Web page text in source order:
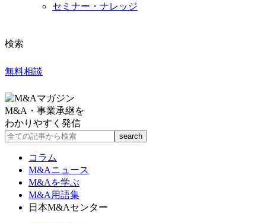
セミナー・ナレッジ
検索
無料相談
M&A・事業承継を
わかりやすく発信
コラム
M&Aニュース
M&Aを学ぶ
M&A用語集
日本M&Aセンター